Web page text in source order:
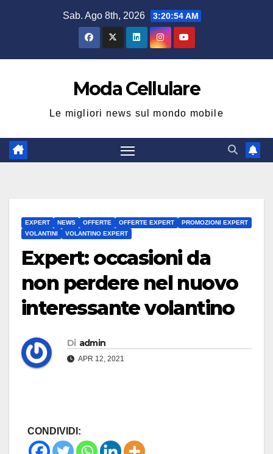
Sab. Ago 8th, 2026 3:20:55 AM
Moda Cellulare
Le migliori news sul mondo mobile
EXPERT NEWS OFFERTE OFFERTE EXPERT
PROMOZIONI EXPERT
VOLANTINI
VOLANTINO EXPERT
Expert: occasioni da
non perdere nel nuovo
interessante volantino
Di admin
APR 12, 2021
CONDIVIDI: